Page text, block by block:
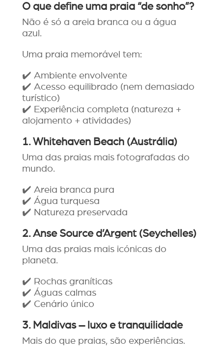
O que define uma praia “de sonho”?
Não é só a areia branca ou a água
azul.
Uma praia memorável tem:
✔️ Ambiente envolvente
✔️ Acesso equilibrado (nem demasiado
turístico)
✔️ Experiência completa (natureza +
alojamento + atividades)
1. Whitehaven Beach (Austrália)
Uma das praias mais fotografadas do
mundo.
✔️ Areia branca pura
✔️ Água turquesa
✔️ Natureza preservada
2. Anse Source d’Argent (Seychelles)
Uma das praias mais icónicas do
planeta.
✔️ Rochas graníticas
✔️ Águas calmas
✔️ Cenário único
3. Maldivas – luxo e tranquilidade
Mais do que praias, são experiências.